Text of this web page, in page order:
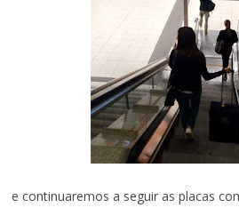
e continuaremos a seguir as placas